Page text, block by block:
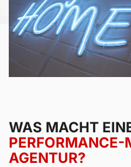
WAS MACHT
AGENTUR?